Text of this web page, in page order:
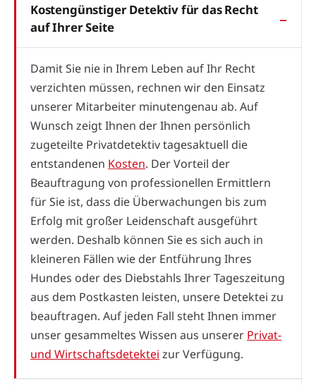
Kostengünstiger Detektiv für das Recht
auf Ihrer Seite
Damit Sie nie in Ihrem Leben auf Ihr Recht
verzichten müssen, rechnen wir den Einsatz
unserer Mitarbeiter minutengenau ab. Auf
Wunsch zeigt Ihnen der Ihnen persönlich
zugeteilte Privatdetektiv tagesaktuell die
entstandenen Kosten. Der Vorteil der
Beauftragung von professionellen Ermittlern
für Sie ist, dass die Überwachungen bis zum
Erfolg mit großer Leidenschaft ausgeführt
werden. Deshalb können Sie es sich auch in
kleineren Fällen wie der Entführung Ihres
Hundes oder des Diebstahls Ihrer Tageszeitung
aus dem Postkasten leisten, unsere Detektei zu
beauftragen. Auf jeden Fall steht Ihnen immer
unser gesammeltes Wissen aus unserer Privat-
und Wirtschaftsdetektei zur Verfügung.